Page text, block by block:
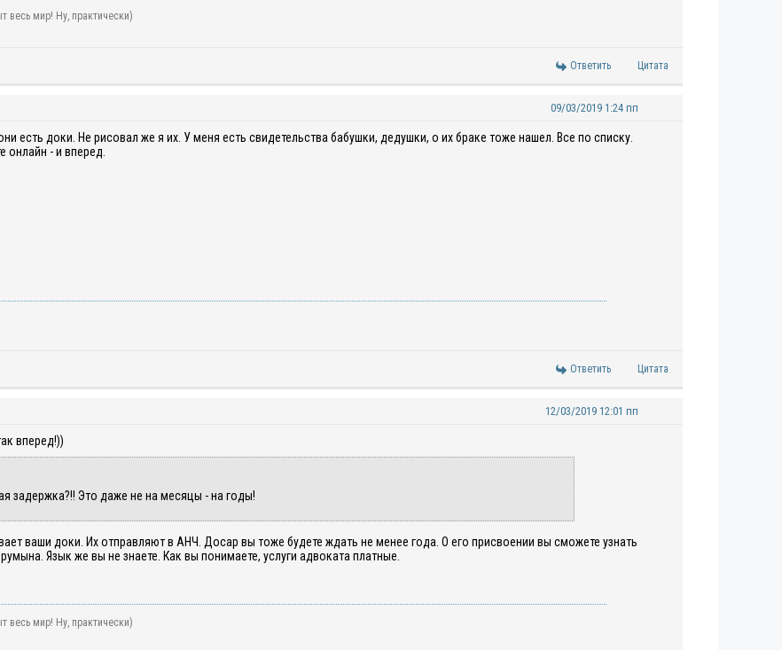
весь мир! Ну, практически)
Ответить Цитата
09/03/2019 1:24 пп
есть доки. Не рисовал же я их. У меня есть свидетельства бабушки, дедушки, о их браке тоже нашел. Все по списку.
онлайн - и вперед.
Ответить Цитата
12/03/2019 12:01 пп
вперед!))
задержка?!! Это даже не на месяцы - на годы!
ваши доки. Их отправляют в АНЧ. Досар вы тоже будете ждать не менее года. О его присвоении вы сможете узнать
Язык же вы не знаете. Как вы понимаете, услуги адвоката платные.
весь мир! Ну, практически)